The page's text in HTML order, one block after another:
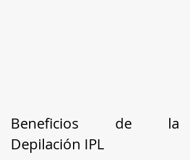
Beneficios de la
Depilación IPL